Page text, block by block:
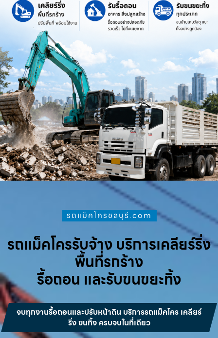
รถแม็คโครชลบุรี.com
รถแม็คโครรับจ้าง บริการเคลียร์ริ่ง
พื้นที่รกร้าง
รื้อถอน และรับขนขยะทิ้ง
จบทุกงานรื้อถอนและปรับหน้าดิน บริการรถแม็คโคร เคลียร์
ริ่ง ขนทิ้ง ครบจบในที่เดียว